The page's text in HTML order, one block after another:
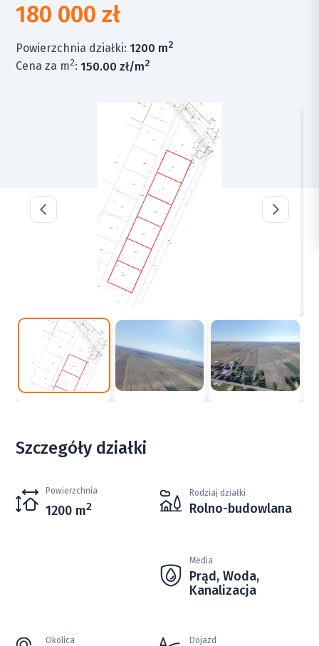
180 000 zł
Powierzchnia działki: 1200 m2
Cena za m2: 150.00 zł/m2
Szczegóły działki
Powierzchnia
1200 m2
Rodziaj działki
Rolno-budowlana
Media
Prąd, Woda,
Kanalizacja
Okolica Dojazd